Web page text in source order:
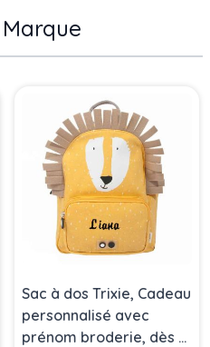
Sac à dos Trixie, Cadeau
personnalisé avec
prénom broderie, dès 3